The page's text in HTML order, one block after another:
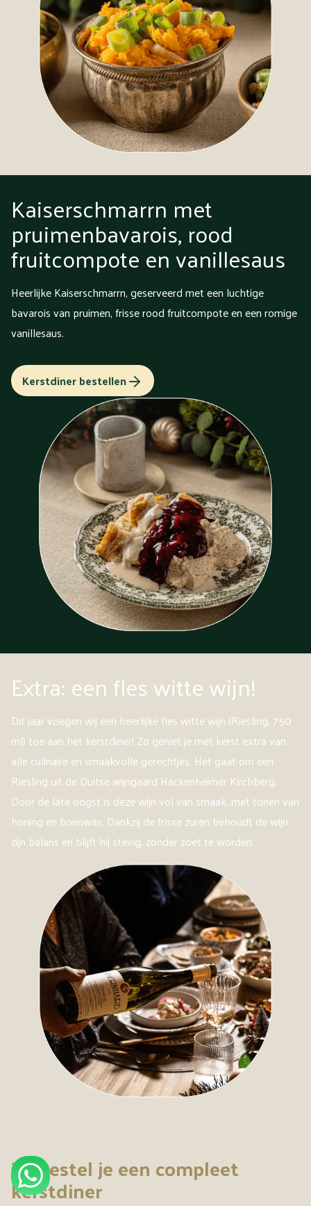
Kaiserschmarrn met
pruimenbavarois, rood
fruitcompote en vanillesaus
Heerlijke Kaiserschmarrn, geserveerd met een luchtige
bavarois van pruimen, frisse rood fruitcompote en een romige
vanillesaus.
Kerstdiner bestellen
Extra: een fles witte wijn!
Dit jaar voegen wij een heerlijke fles witte wijn (Riesling, 750
ml) toe aan het kerstdiner! Zo geniet je met kerst extra van
alle culinaire en smaakvolle gerechtjes. Het gaat om een
Riesling uit de Duitse wijngaard Hackenheimer Kirchberg.
Door de late oogst is deze wijn vol van smaak, met tonen van
honing en boenwas. Dankzij de frisse zuren behoudt de wijn
zijn balans en blijft hij stevig, zonder zoet te worden.
Zo bestel je een compleet
kerstdiner